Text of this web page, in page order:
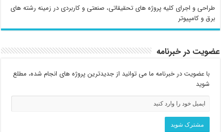
طراحی و اجرای کلیه پروژه های تحقیقاتی، صنعتی و کاربردی در زمینه رشته های
برق و کامپیوتر
عضویت در خبرنامه
با عضویت در خبرنامه ما می توانید از جدیدترین پروژه های انجام شده، مطلع
شوید